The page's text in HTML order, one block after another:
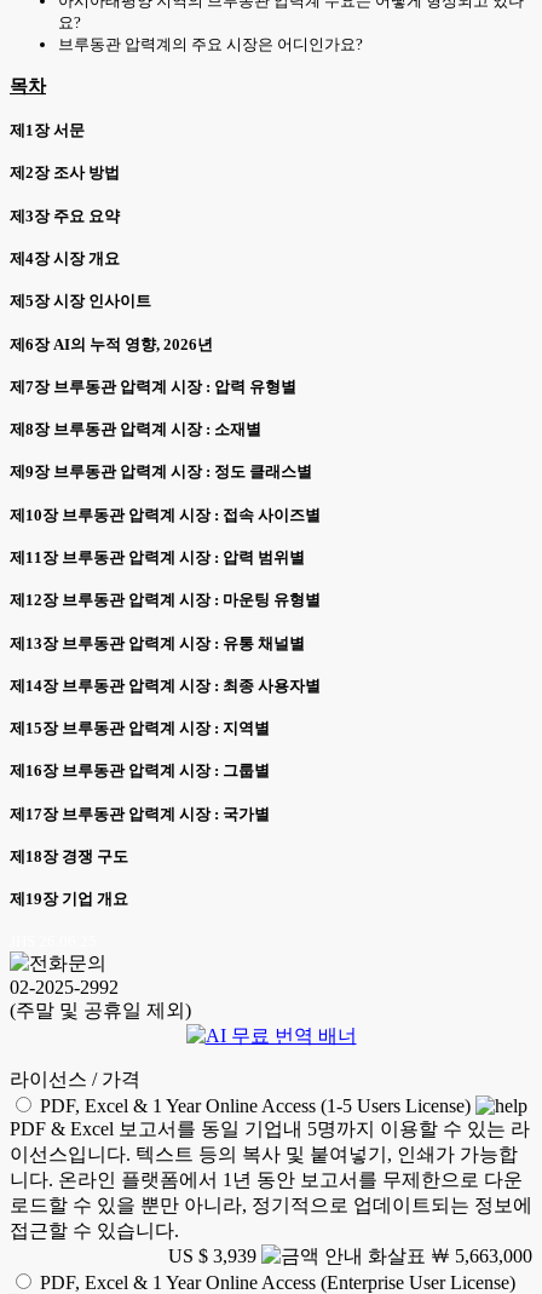
요?
브루동관 압력계의 주요 시장은 어디인가요?
목차
제1장 서문
제2장 조사 방법
제3장 주요 요약
제4장 시장 개요
제5장 시장 인사이트
제6장 AI의 누적 영향, 2026년
제7장 브루동관 압력계 시장 : 압력 유형별
제8장 브루동관 압력계 시장 : 소재별
제9장 브루동관 압력계 시장 : 정도 클래스별
제10장 브루동관 압력계 시장 : 접속 사이즈별
제11장 브루동관 압력계 시장 : 압력 범위별
제12장 브루동관 압력계 시장 : 마운팅 유형별
제13장 브루동관 압력계 시장 : 유통 채널별
제14장 브루동관 압력계 시장 : 최종 사용자별
제15장 브루동관 압력계 시장 : 지역별
제16장 브루동관 압력계 시장 : 그룹별
제17장 브루동관 압력계 시장 : 국가별
제18장 경쟁 구도
제19장 기업 개요
02-2025-2992
(주말 및 공휴일 제외)
라이선스 / 가격
PDF, Excel & 1 Year Online Access (1-5 Users License)
PDF & Excel 보고서를 동일 기업내 5명까지 이용할 수 있는 라
이선스입니다. 텍스트 등의 복사 및 붙여넣기, 인쇄가 가능합
니다. 온라인 플랫폼에서 1년 동안 보고서를 무제한으로 다운
로드할 수 있을 뿐만 아니라, 정기적으로 업데이트되는 정보에
접근할 수 있습니다.
US $ 3,939
￦ 5,663,000
PDF, Excel & 1 Year Online Access (Enterprise User License)